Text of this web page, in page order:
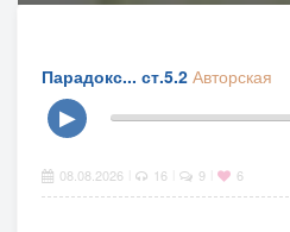
Парадокс... ст.5.2 Авторская
▶
08.08.2026 16 9 6